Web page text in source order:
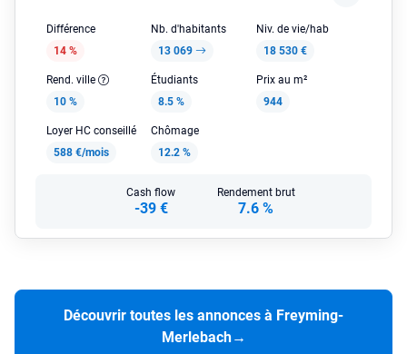
Différence
14 %
Nb. d'habitants
13 069
Niv. de vie/hab
18 530 €
Rend. ville
10 %
Étudiants
8.5 %
Prix au m²
944
Loyer HC conseillé
588 €/mois
Chômage
12.2 %
Cash flow
-39 €
Rendement brut
7.6 %
Découvrir toutes les annonces à Freyming-
Merlebach→